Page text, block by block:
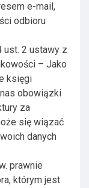
e-mail,
odbioru
ust. 2 ustawy z
– Jako
księgi
obowiązki
za
się wiązać
danych
prawnie
którym jest